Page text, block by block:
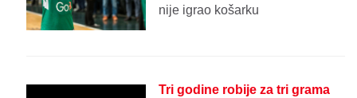
nije igrao košarku
Tri godine robije za tri grama